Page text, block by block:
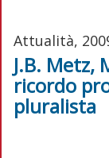
Attualità,
J.B. Metz,
ricordo
pluralista